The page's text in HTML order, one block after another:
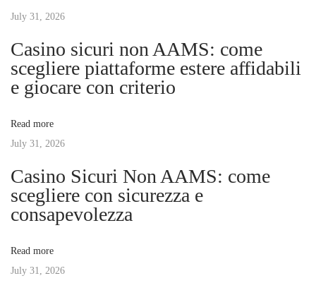
n
a
v
i
g
a
t
s
o
s
t
n
n
U
n
g
e
t
a
b
July 31, 2026
Casino sicuri non AAMS: come
scegliere piattaforme estere affidabili
e giocare con criterio
Read more
July 31, 2026
Casino Sicuri Non AAMS: come
scegliere con sicurezza e
consapevolezza
Read more
July 31, 2026